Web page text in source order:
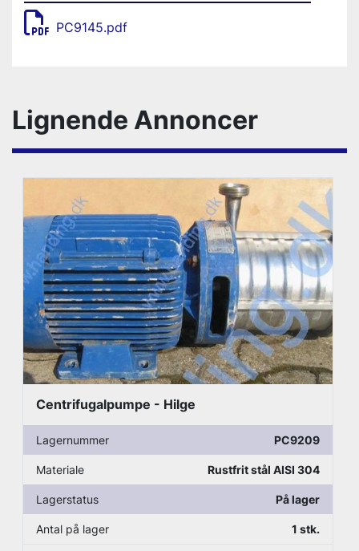
PC9145.pdf
Lignende Annoncer
Centrifugalpumpe - Hilge
Lagernummer PC9209
Materiale Rustfrit stål AISI 304
Lagerstatus På lager
Antal på lager 1 stk.